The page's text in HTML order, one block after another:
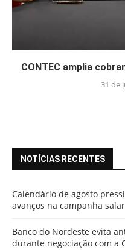
CONTEC amplia
31 de
NOTÍCIAS RECENTES
Calendário de agosto
avanços na campanha
Banco do Nordeste evita
durante negociação com a